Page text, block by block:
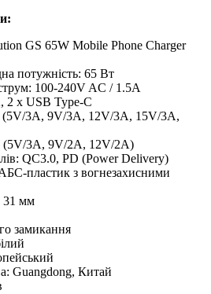
GS 65W Mobile Phone Charger
потужність: 65 Вт
100-240V AC / 1.5A
2 x USB Type-C
(5V/3A, 9V/3A, 12V/3A, 15V/3A,
(5V/3A, 9V/2A, 12V/2A)
QC3.0, PD (Power Delivery)
пластик з вогнезахисними
31 мм
замикання
Guangdong, Китай